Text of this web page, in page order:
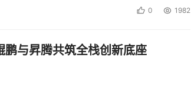
0 1982
与昇腾共筑全栈创新底座